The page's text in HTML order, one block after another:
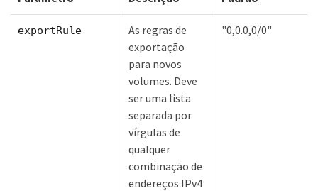
exportRule
As regras de
exportação
para novos
volumes. Deve
ser uma lista
separada por
vírgulas de
qualquer
combinação de
endereços IPv4
"0,0.0,0/0"